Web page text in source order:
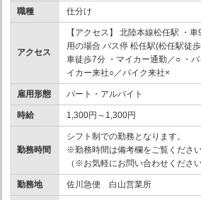
職種 仕分け
アクセス
【アクセス】 北陸本線松任駅 ・
用の場合 バス停 松任駅(松任駅徒
車徒歩7分 ・マイカー通勤／○ ・
イカー来社○／バイク来社×
雇用形態 パート・アルバイト
時給 1,300円～1,300円
勤務時間
シフト制での勤務となります。
※勤務時間は備考欄をご覧くださ
（※お気軽にお問い合わせください
勤務地 佐川急便 白山営業所